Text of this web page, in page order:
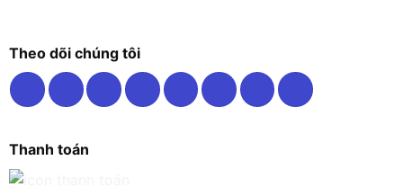
Theo dõi chúng tôi
Thanh toán